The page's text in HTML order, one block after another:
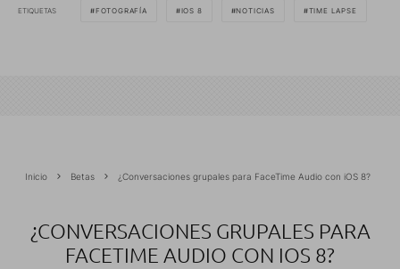
ETIQUETAS FOTOGRAFÍA IOS 8 NOTICIAS TIME LAPSE
Inicio Betas ¿Conversaciones grupales para FaceTime Audio con iOS 8?
¿CONVERSACIONES GRUPALES PARA
FACETIME AUDIO CON IOS 8?